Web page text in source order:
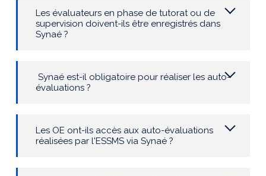
Les évaluateurs en phase de tutorat ou de
supervision doivent-ils être enregistrés dans
Synaé ?
Synaé est-il obligatoire pour réaliser les auto-
évaluations ?
Les OE ont-ils accès aux auto-évaluations
réalisées par l'ESSMS via Synaé ?